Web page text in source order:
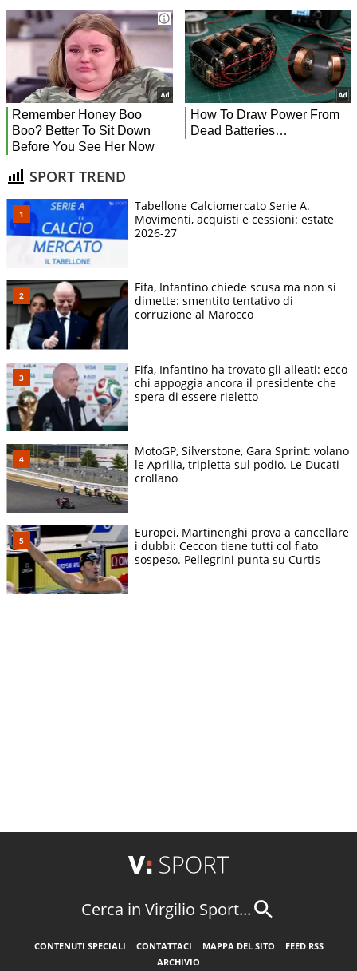
SPORT TREND
Tabellone Calciomercato Serie A.
Movimenti, acquisti e cessioni: estate
2026-27
Fifa, Infantino chiede scusa ma non si
dimette: smentito tentativo di
corruzione al Marocco
Fifa, Infantino ha trovato gli alleati: ecco
chi appoggia ancora il presidente che
spera di essere rieletto
MotoGP, Silverstone, Gara Sprint: volano
le Aprilia, tripletta sul podio. Le Ducati
crollano
Europei, Martinenghi prova a cancellare
i dubbi: Ceccon tiene tutti col fiato
sospeso. Pellegrini punta su Curtis
Cerca in Virgilio Sport...
CONTENUTI SPECIALI CONTATTACI MAPPA DEL SITO
FEED RSS
ARCHIVIO